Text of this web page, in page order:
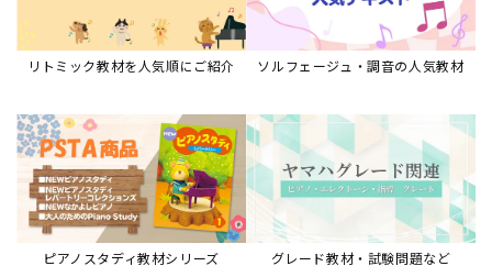
リトミック教材を人気順にご紹介 ソルフェージュ・調音の人気教材
ピアノスタディ教材シリーズ グレード教材・試験問題など